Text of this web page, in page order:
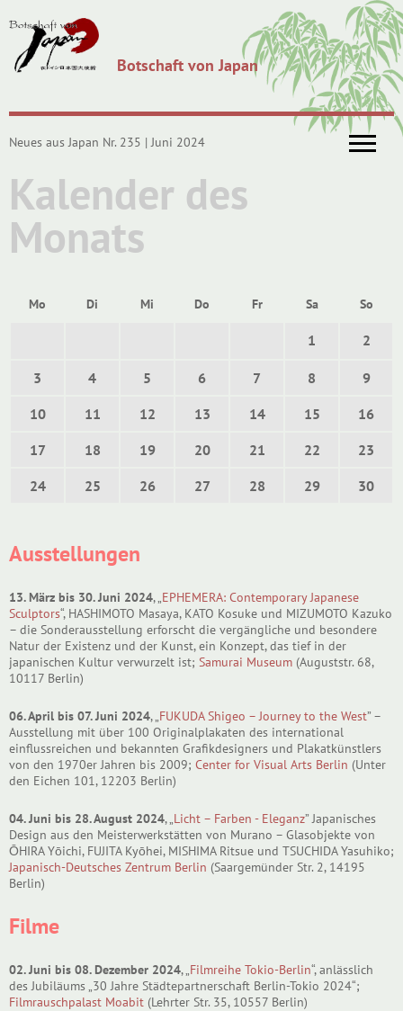
Botschaft von Japan
Neues aus Japan Nr. 235 | Juni 2024
Kalender des
Monats
Mo Di Mi Do Fr Sa So
1 2
3 4 5 6 7 8
9
10
11 12 13 14 15
16
17
18 19 20 21 22
23
24
25 26 27 28 29 30
Ausstellungen
13. März bis 30. Juni 2024, „EPHEMERA: Contemporary Japanese
Sculptors“, HASHIMOTO Masaya, KATO Kosuke und MIZUMOTO Kazuko
– die Sonderausstellung erforscht die vergängliche und besondere
Natur der Existenz und der Kunst, ein Konzept, das tief in der
japanischen Kultur verwurzelt ist; Samurai Museum (Auguststr. 68,
10117 Berlin)
06. April bis 07. Juni 2024, „FUKUDA Shigeo – Journey to the West” –
Ausstellung mit über 100 Originalplakaten des international
einflussreichen und bekannten Grafikdesigners und Plakatkünstlers
von den 1970er Jahren bis 2009; Center for Visual Arts Berlin (Unter
den Eichen 101, 12203 Berlin)
04. Juni bis 28. August 2024, „Licht – Farben - Eleganz” Japanisches
Design aus den Meisterwerkstätten von Murano – Glasobjekte von
ŌHIRA Yōichi, FUJITA Kyōhei, MISHIMA Ritsue und TSUCHIDA Yasuhiko;
Japanisch-Deutsches Zentrum Berlin (Saargemünder Str. 2, 14195
Berlin)
Filme
02. Juni bis 08. Dezember 2024, „Filmreihe Tokio-Berlin“, anlässlich
des Jubiläums „30 Jahre Städtepartnerschaft Berlin-Tokio 2024“;
Filmrauschpalast Moabit (Lehrter Str. 35, 10557 Berlin)